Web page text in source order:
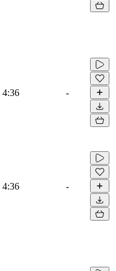
4:36 -
4:36 -